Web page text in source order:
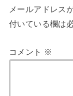
メールアドレス
付いている欄は
コメント ※